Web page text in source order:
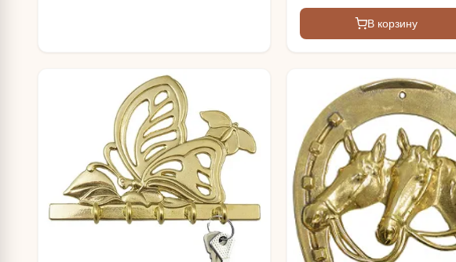
В корзину